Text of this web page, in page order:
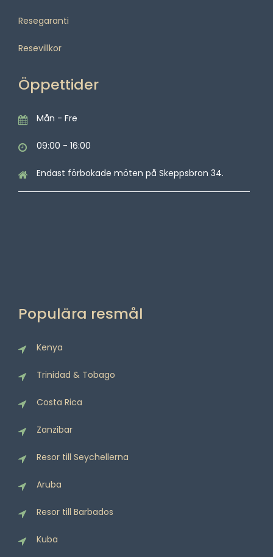
Resegaranti
Resevillkor
Öppettider
Mån - Fre
09:00 - 16:00
Endast förbokade möten på Skeppsbron 34.
Populära resmål
Kenya
Trinidad & Tobago
Costa Rica
Zanzibar
Resor till Seychellerna
Aruba
Resor till Barbados
Kuba